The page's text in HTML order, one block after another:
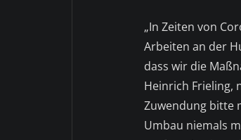
„In Zeiten von
Arbeiten an der
dass wir die
Heinrich Frieling,
Zuwendung bitte
Umbau niemals